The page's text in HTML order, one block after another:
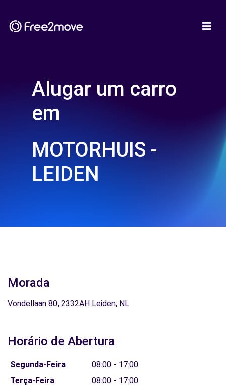
Alugar um carro
em
MOTORHUIS -
LEIDEN
Morada
Vondellaan 80, 2332AH Leiden, NL
Horário de Abertura
Segunda-Feira
08:00 - 17:00
Terça-Feira
08:00 - 17:00